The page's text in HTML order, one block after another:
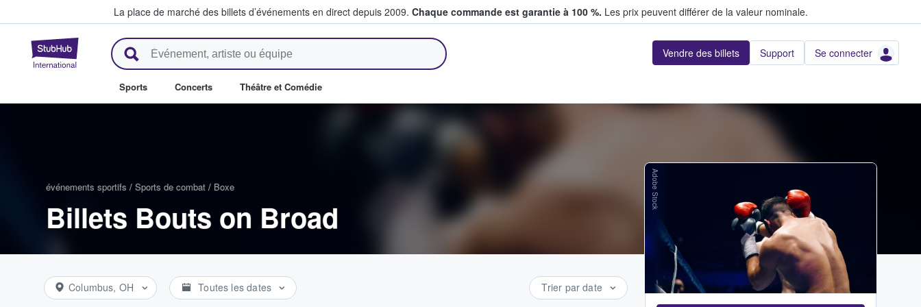
La place de marché des billets d’événements en direct depuis 2009. Chaque commande est garantie à 100 %. Les prix peuvent différer de la valeur nominale.
StubHub - Où les fans achètent et vendent des billets Vendre des billets Support Se connecter
Sports Concerts Théâtre et Comédie
événements sportifs / Sports de combat / Boxe
Billets Bouts on Broad
Columbus, OH Toutes les dates Trier par date
Adobe Stock